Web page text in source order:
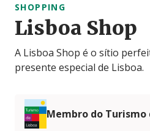
SHOPPING
Lisboa Shop
A Lisboa Shop é o sítio
presente especial de Lisboa.
Membro do Turismo